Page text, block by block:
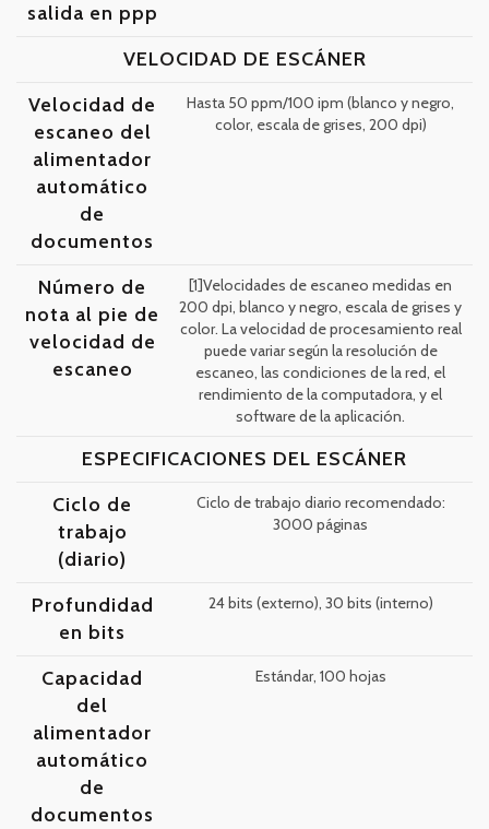
salida en ppp
VELOCIDAD DE ESCÁNER
Velocidad de
escaneo del
alimentador
automático
de
documentos
Hasta 50 ppm/100 ipm (blanco y negro,
color, escala de grises, 200 dpi)
Número de
nota al pie de
velocidad de
escaneo
[1]Velocidades de escaneo medidas en
200 dpi, blanco y negro, escala de grises y
color. La velocidad de procesamiento real
puede variar según la resolución de
escaneo, las condiciones de la red, el
rendimiento de la computadora, y el
software de la aplicación.
ESPECIFICACIONES DEL ESCÁNER
Ciclo de
trabajo
(diario)
Ciclo de trabajo diario recomendado:
3000 páginas
Profundidad
en bits
24 bits (externo), 30 bits (interno)
Capacidad
del
alimentador
automático
de
documentos
Estándar, 100 hojas